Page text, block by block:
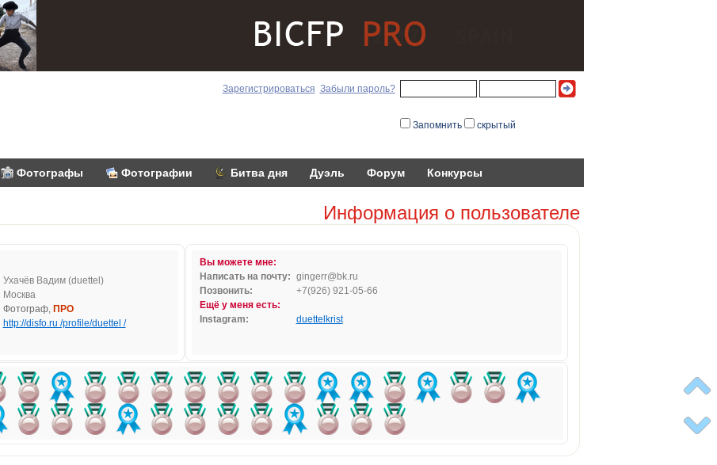
Зарегистрироваться Забыли пароль?
Запомнить скрытый
Фотографы Фотографии Битва дня Дуэль Форум Конкурсы
Информация о пользователе
Ухачёв Вадим (duettel)
Москва
Фотограф, ПРО
http://disfo.ru /profile/duettel /
Вы можете мне:
Написать на почту: gingerr@bk.ru
Позвонить:
+7(926) 921-05-66
Ещё у меня есть:
Instagram:
duettelkrist